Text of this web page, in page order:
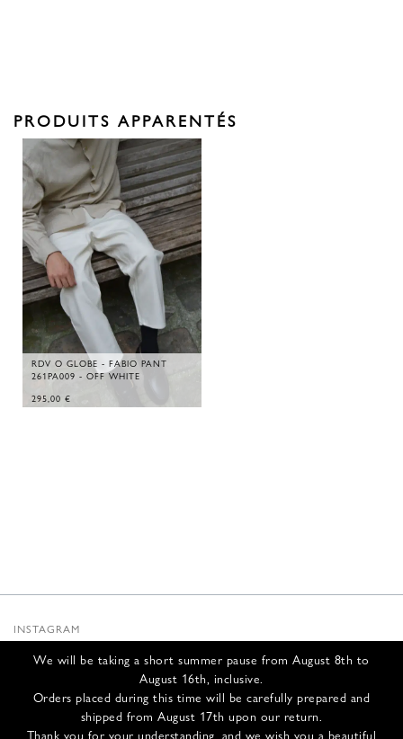
We will be taking a short summer pause from August 8th to
August 16th, inclusive.
Orders placed during this time will be carefully prepared and
shipped from August 17th upon our return.
Thank you for your understanding, and we wish you a beautiful
PRODUITS APPARENTÉS
RDV O GLOBE - FABIO PANT
261PA009 - OFF WHITE
295,00 €
INSTAGRAM
INFOS
NOUS CONTACTER